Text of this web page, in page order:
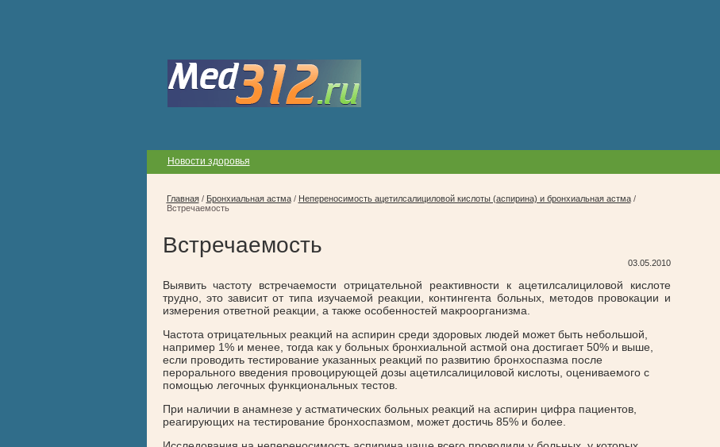
Новости здоровья
Главная/ Бронхиальная астма/ Непереносимость ацетилсалициловой кислоты (аспирина) и бронхиальная астма/
Встречаемость
Встречаемость
03.05.2010
Выявить частоту встречаемости отрицательной реактивности к ацетилсалициловой кислоте
трудно, это зависит от типа изучаемой реакции, контингента больных, методов провокации и
измерения ответной реакции, а также особенностей макроорганизма.
Частота отрицательных реакций на аспирин среди здоровых людей может быть небольшой,
например 1% и менее, тогда как у больных бронхиальной астмой она достигает 50% и выше,
если проводить тестирование указанных реакций по развитию бронхоспазма после
перорального введения провоцирующей дозы ацетилсалициловой кислоты, оцениваемого с
помощью легочных функциональных тестов.
При наличии в анамнезе у астматических больных реакций на аспирин цифра пациентов,
реагирующих на тестирование бронхоспазмом, может достичь 85% и более.